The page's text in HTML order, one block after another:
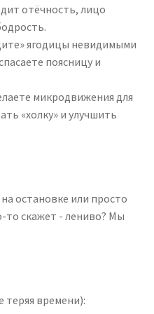
отёчность, лицо
ягодицы невидимыми
поясницу и
микродвижения для
«холку» и улучшить
остановке или просто
то скажет - лениво? Мы
теряя времени):